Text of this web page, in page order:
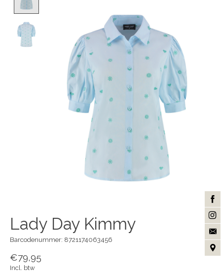
Lady Day Kimmy
Barcodenummer: 8721174063456
€79,95
Incl. btw